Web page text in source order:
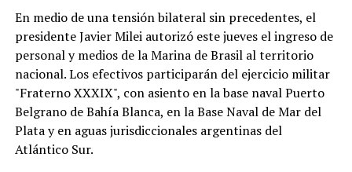
En medio de una tensión bilateral sin precedentes, el
presidente Javier Milei autorizó este jueves el ingreso de
personal y medios de la Marina de Brasil al territorio
nacional. Los efectivos participarán del ejercicio militar
"Fraterno XXXIX", con asiento en la base naval Puerto
Belgrano de Bahía Blanca, en la Base Naval de Mar del
Plata y en aguas jurisdiccionales argentinas del
Atlántico Sur.